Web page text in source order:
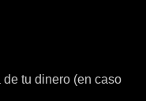
tu dinero (en caso